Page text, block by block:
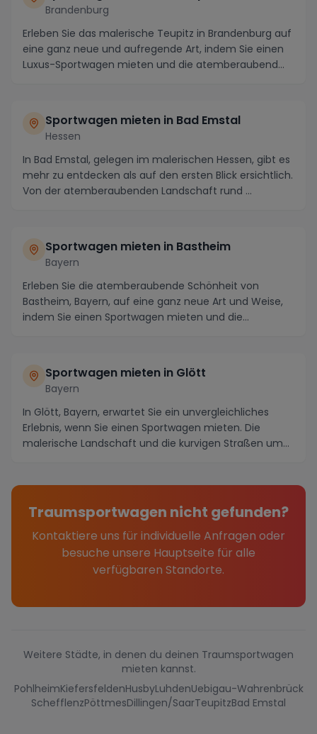
Brandenburg
Erleben Sie das malerische Teupitz in Brandenburg auf
eine ganz neue und aufregende Art, indem Sie einen
Luxus-Sportwagen mieten und die atemberaubend...
Sportwagen mieten in Bad Emstal
Hessen
In Bad Emstal, gelegen im malerischen Hessen, gibt es
mehr zu entdecken als auf den ersten Blick ersichtlich.
Von der atemberaubenden Landschaft rund ...
Sportwagen mieten in Bastheim
Bayern
Erleben Sie die atemberaubende Schönheit von
Bastheim, Bayern, auf eine ganz neue Art und Weise,
indem Sie einen Sportwagen mieten und die
Sportwagen mieten in Glött
Bayern
In Glött, Bayern, erwartet Sie ein unvergleichliches
Erlebnis, wenn Sie einen Sportwagen mieten. Die
malerische Landschaft und die kurvigen Straßen um...
Traumsportwagen nicht gefunden?
Kontaktiere uns für individuelle Anfragen oder
besuche unsere Hauptseite für alle
verfügbaren Standorte.
Weitere Städte, in denen du deinen Traumsportwagen
mieten kannst.
PohlheimKiefersfeldenHusbyLuhdenUebigau-Wahrenbrück
SchefflenzPöttmesDillingen/SaarTeupitzBad Emstal